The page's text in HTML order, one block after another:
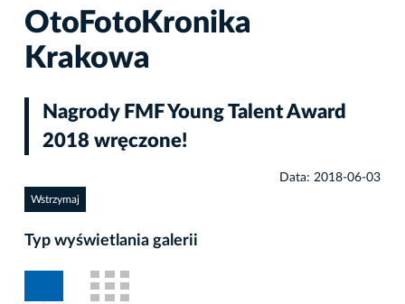
OtoFotoKronika
Krakowa
Nagrody FMF Young Talent Award
2018 wręczone!
Data: 2018-06-03
Wstrzymaj
Typ wyświetlania galerii